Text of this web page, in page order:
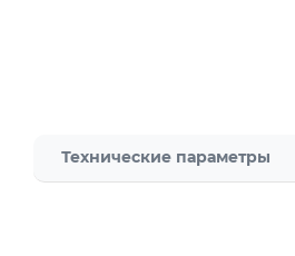
Технические параметры